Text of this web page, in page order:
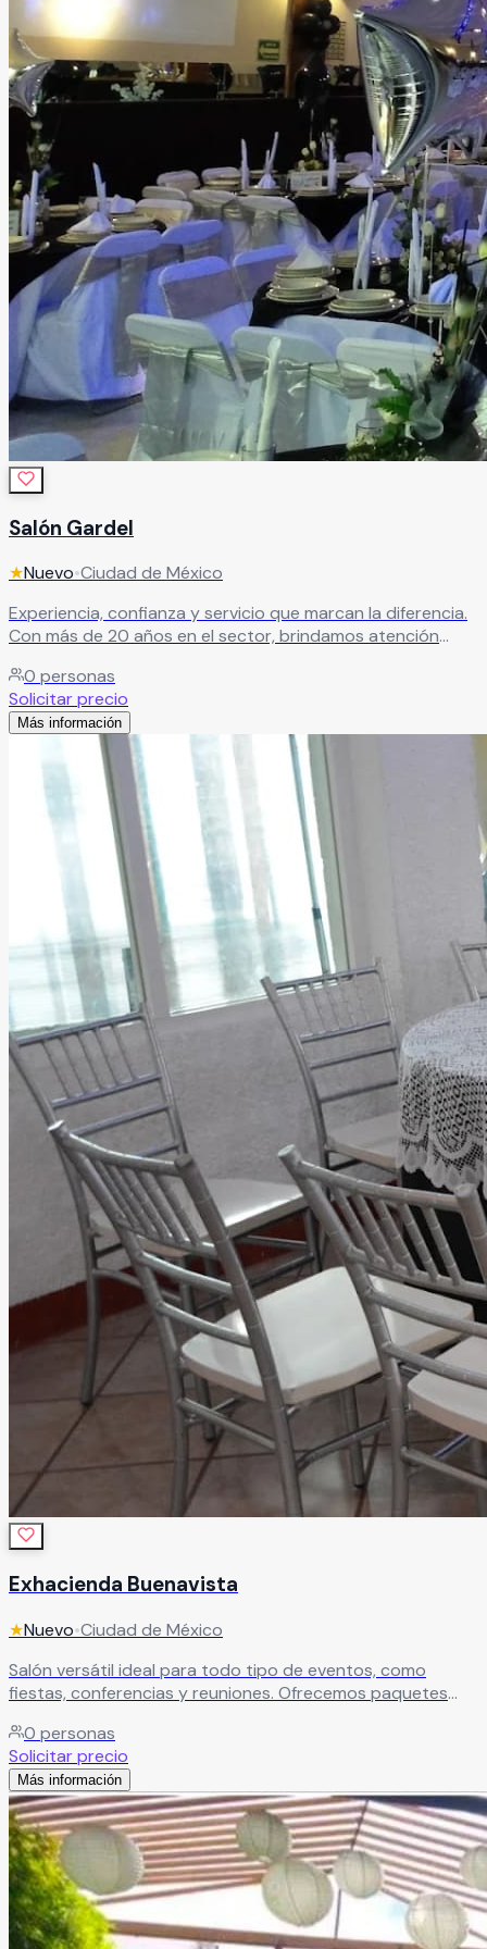
sonido, DJ, barra de bebidas, catering, decoración,
personal de apoyo, seguridad y limpieza, para que tú solo
te preocupes por disfrutar. Ubicado en una zona
estratégica de Tlalnepantla, nuestro salón ofrece la
combinación ideal entre fácil acceso y la privacidad que
merece un evento especial. Más que un salón de eventos,
ofrecemos un espacio donde la tecnología, el diseño y el
mejor ambiente se unen para crear celebraciones
memorables que tus invitados recordarán mucho después
de que termine la fiesta.Leer más
Salón Gardel
★Nuevo•Ciudad de México
Experiencia, confianza y servicio que marcan la diferencia.
Con más de 20 años en el sector, brindamos atención
exitosos.Leer más
0 personas
Solicitar precio
Más información
Exhacienda Buenavista
★Nuevo•Ciudad de México
Salón versátil ideal para todo tipo de eventos, como
fiestas, conferencias y reuniones. Ofrecemos paquetes
Cuenta con decoración permanente, opciones de
decoración temática, salón cerrado y techado, además de
estacionamiento para mayor comodidad.
0 personas
Solicitar precio
Más información